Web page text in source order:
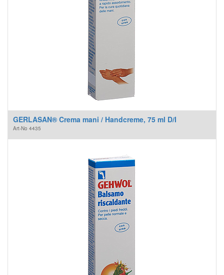
GERLASAN® Crema mani / Handcreme, 75 ml D/I
Art-No 4435